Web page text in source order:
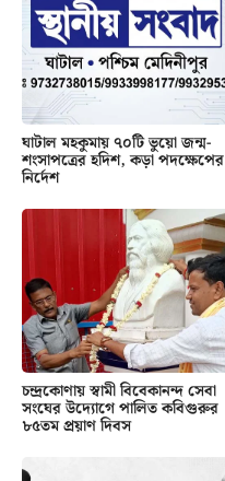
ঘাটাল মহকুমায় ৭০টি ভুয়ো জন্ম-
শংসাপত্রের হদিশ, কড়া পদক্ষেপের
নির্দেশ
চন্দ্রকোণায় স্বামী বিবেকানন্দ সেবা
সংঘের উদ্যোগে পালিত কবিগুরুর
৮৫তম প্রয়াণ দিবস